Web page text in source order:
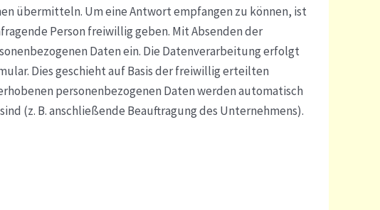
übermitteln. Um eine Antwort empfangen zu können, ist
Person freiwillig geben. Mit Absenden der
Daten ein. Die Datenverarbeitung erfolgt
Dies geschieht auf Basis der freiwillig erteilten
personenbezogenen Daten werden automatisch
(z. B. anschließende Beauftragung des Unternehmens).